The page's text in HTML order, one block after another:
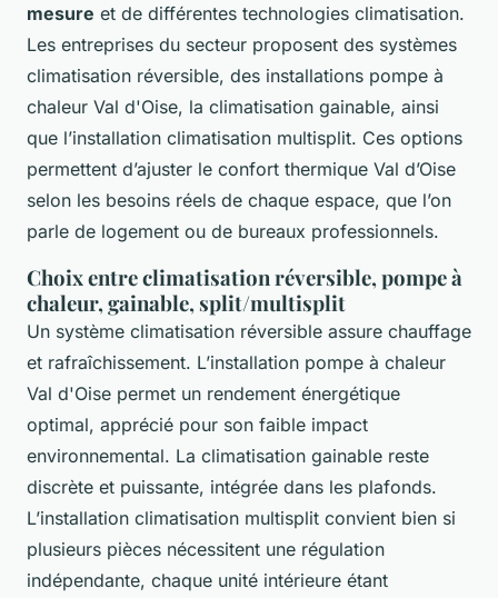
mesure et de différentes technologies climatisation.
Les entreprises du secteur proposent des systèmes
climatisation réversible, des installations pompe à
chaleur Val d'Oise, la climatisation gainable, ainsi
que l’installation climatisation multisplit. Ces options
permettent d’ajuster le confort thermique Val d’Oise
selon les besoins réels de chaque espace, que l’on
parle de logement ou de bureaux professionnels.
Choix entre climatisation réversible, pompe à
chaleur, gainable, split/multisplit
Un système climatisation réversible assure chauffage
et rafraîchissement. L’installation pompe à chaleur
Val d'Oise permet un rendement énergétique
optimal, apprécié pour son faible impact
environnemental. La climatisation gainable reste
discrète et puissante, intégrée dans les plafonds.
L’installation climatisation multisplit convient bien si
plusieurs pièces nécessitent une régulation
indépendante, chaque unité intérieure étant